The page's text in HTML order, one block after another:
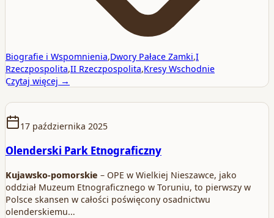
Biografie i Wspomnienia,Dwory Pałace Zamki,I
Rzeczpospolita,II Rzeczpospolita,Kresy Wschodnie
Czytaj więcej →
17 października 2025
Olenderski Park Etnograficzny
Kujawsko-pomorskie – OPE w Wielkiej Nieszawce, jako
oddział Muzeum Etnograficznego w Toruniu, to pierwszy w
Polsce skansen w całości poświęcony osadnictwu
olenderskiemu…